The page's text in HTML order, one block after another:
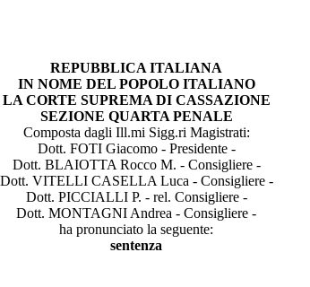
REPUBBLICA ITALIANA
IN NOME DEL POPOLO ITALIANO
LA CORTE SUPREMA DI CASSAZIONE
SEZIONE QUARTA PENALE
Composta dagli Ill.mi Sigg.ri Magistrati:
Dott. FOTI Giacomo - Presidente -
Dott. BLAIOTTA Rocco M. - Consigliere -
Dott. VITELLI CASELLA Luca - Consigliere -
Dott. PICCIALLI P. - rel. Consigliere -
Dott. MONTAGNI Andrea - Consigliere -
ha pronunciato la seguente:
sentenza